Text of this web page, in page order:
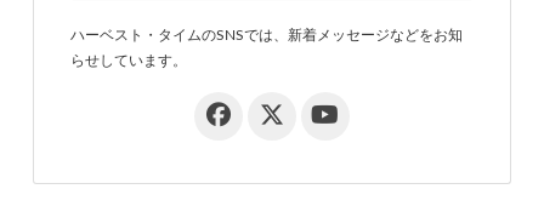
ハーベスト・タイムのSNSでは、新着メッセージなどをお知
らせしています。